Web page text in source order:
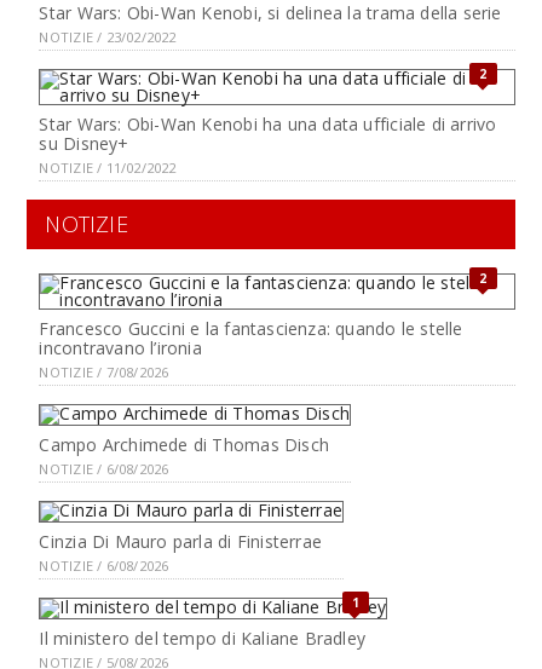
Star Wars: Obi-Wan Kenobi, si delinea la trama della serie
NOTIZIE / 23/02/2022
2
Star Wars: Obi-Wan Kenobi ha una data ufficiale di arrivo
su Disney+
NOTIZIE / 11/02/2022
NOTIZIE
2
Francesco Guccini e la fantascienza: quando le stelle
incontravano l’ironia
NOTIZIE / 7/08/2026
Campo Archimede di Thomas Disch
NOTIZIE / 6/08/2026
Cinzia Di Mauro parla di Finisterrae
NOTIZIE / 6/08/2026
1
Il ministero del tempo di Kaliane Bradley
NOTIZIE / 5/08/2026